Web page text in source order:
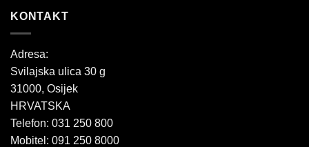
KONTAKT
Adresa:
Svilajska ulica 30 g
31000, Osijek
HRVATSKA
Telefon: 031 250 800
Mobitel: 091 250 8000